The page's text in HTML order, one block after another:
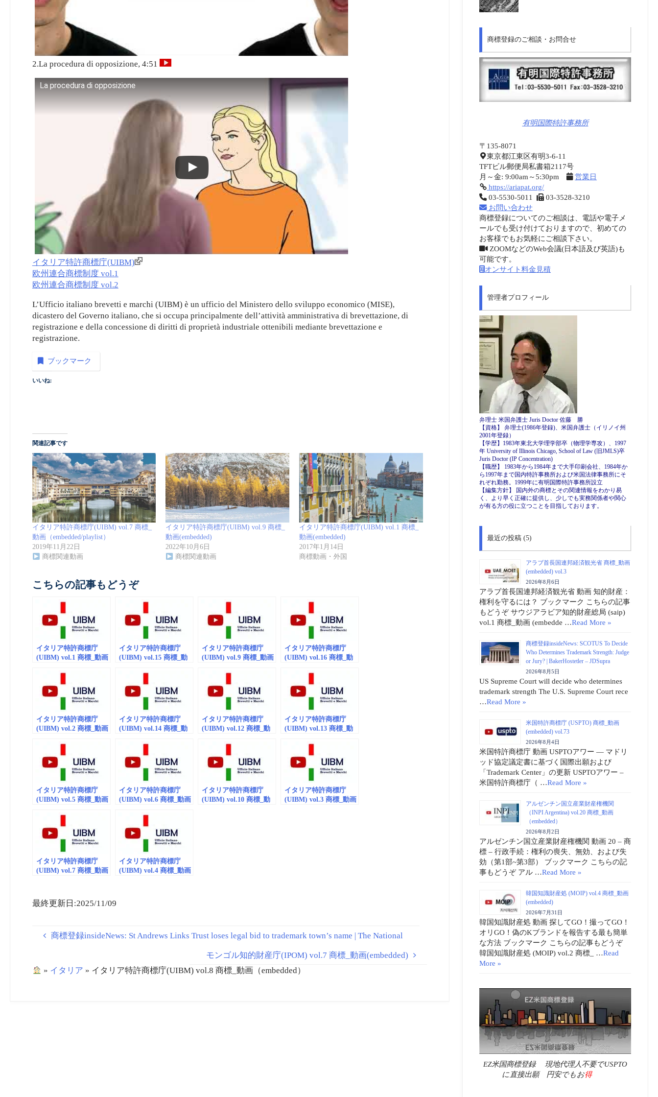
2.La procedura di opposizione, 4:51
La procedura di opposizione
イタリア特許商標庁(UIBM)
欧州連合商標制度 vol.1
欧州連合商標制度 vol.2
L’Ufficio italiano brevetti e marchi (UIBM) è un ufficio del Ministero dello sviluppo economico (MISE),
dicastero del Governo italiano, che si occupa principalmente dell’attività amministrativa di brevettazione, di
registrazione e della concessione di diritti di proprietà industriale ottenibili mediante brevettazione e
registrazione.
ブックマーク
いいね:
関連記事です
イタリア特許商標庁(UIBM) vol.7 商標_
動画（embedded/playlist）
2019年11月22日
商標関連動画
イタリア特許商標庁(UIBM) vol.9 商標_
動画(embedded)
2022年10月6日
商標関連動画
イタリア特許商標庁(UIBM) vol.1 商標_
動画(embedded)
2017年1月14日
商標動画・外国
こちらの記事もどうぞ
イタリア特許商標庁
(UIBM) vol.1 商標_動画
イタリア特許商標庁
(UIBM) vol.15 商標_動
イタリア特許商標庁
(UIBM) vol.9 商標_動画
イタリア特許商標庁
(UIBM) vol.16 商標_動
イタリア特許商標庁
(UIBM) vol.2 商標_動画
イタリア特許商標庁
(UIBM) vol.14 商標_動
イタリア特許商標庁
(UIBM) vol.12 商標_動
イタリア特許商標庁
(UIBM) vol.13 商標_動
イタリア特許商標庁
(UIBM) vol.5 商標_動画
イタリア特許商標庁
(UIBM) vol.6 商標_動画
イタリア特許商標庁
(UIBM) vol.10 商標_動
イタリア特許商標庁
(UIBM) vol.3 商標_動画
イタリア特許商標庁
(UIBM) vol.7 商標_動画
イタリア特許商標庁
(UIBM) vol.4 商標_動画
最終更新日:2025/11/09
商標登録insideNews: St Andrews Links Trust loses legal bid to trademark town’s name | The National
モンゴル知的財産庁(IPOM) vol.7 商標_動画(embedded)
» イタリア » イタリア特許商標庁(UIBM) vol.8 商標_動画（embedded）
商標登録のご相談・お問合せ
有明国際特許事務所
〒135-8071
東京都江東区有明3-6-11
TFTビル郵便局私書箱2117号
月～金: 9:00am～5:30pm
営業日
https://ariapat.org/
03-5530-5011
03-3528-3210
お問い合わせ
商標登録についてのご相談は、電話や電子メ
ールでも受け付けておりますので、初めての
お客様でもお気軽にご相談下さい。
ZOOMなどのWeb会議(日本語及び英語)も
可能です。
オンサイト料金見積
管理者プロフィール
弁理士 米国弁護士 Juris Doctor 佐藤 勝
【資格】 弁理士(1986年登録)、米国弁護士（イリノイ州
2001年登録）
【学歴】1983年東北大学理学部卒（物理学専攻）、1997
年 University of Illinois Chicago, School of Law (旧JMLS)卒
Juris Doctor (IP Concentration)
【職歴】 1983年から1984年まで大手印刷会社、1984年か
ら1997年まで国内特許事務所および米国法律事務所にそ
れぞれ勤務。1999年に有明国際特許事務所設立
【編集方針】 国内外の商標とその関連情報をわかり易
く、より早く正確に提供し、少しでも実務関係者や関心
が有る方の役に立つことを目指しております。
最近の投稿 (5)
アラブ首長国連邦経済観光省 商標_動画
(embedded) vol.3
2026年8月6日
アラブ首長国連邦経済観光省 動画 知的財産：
権利を守るには？ ブックマーク こちらの記事
もどうぞ サウジアラビア知的財産総局 (saip)
vol.1 商標_動画 (embedde …Read More »
商標登録insideNews: SCOTUS To Decide
Who Determines Trademark Strength: Judge
or Jury? | BakerHostetler – JDSupra
2026年8月5日
US Supreme Court will decide who determines
trademark strength The U.S. Supreme Court rece
…Read More »
米国特許商標庁 (USPTO) 商標_動画
(embedded) vol.73
2026年8月4日
米国特許商標庁 動画 USPTOアワー ― マドリ
ッド協定議定書に基づく国際出願および
「Trademark Center」の更新 USPTOアワー –
米国特許商標庁（ …Read More »
アルゼンチン国立産業財産権機関
（INPI Argentina) vol.20 商標_動画
（embedded）
2026年8月2日
アルゼンチン国立産業財産権機関 動画 20 – 商
標 – 行政手続：権利の喪失、無効、および失
効（第1部~第3部） ブックマーク こちらの記
事もどうぞ アル …Read More »
韓国知識財産処 (MOIP) vol.4 商標_動画
(embedded)
2026年7月31日
韓国知識財産処 動画 探してGO！撮ってGO！
オリGO！偽のKブランドを報告する最も簡単
な方法 ブックマーク こちらの記事もどうぞ
韓国知識財産処 (MOIP) vol.2 商標_ …Read
More »
EZ米国商標登録 現地代理人不要でUSPTO
に直接出願 円安でもお得